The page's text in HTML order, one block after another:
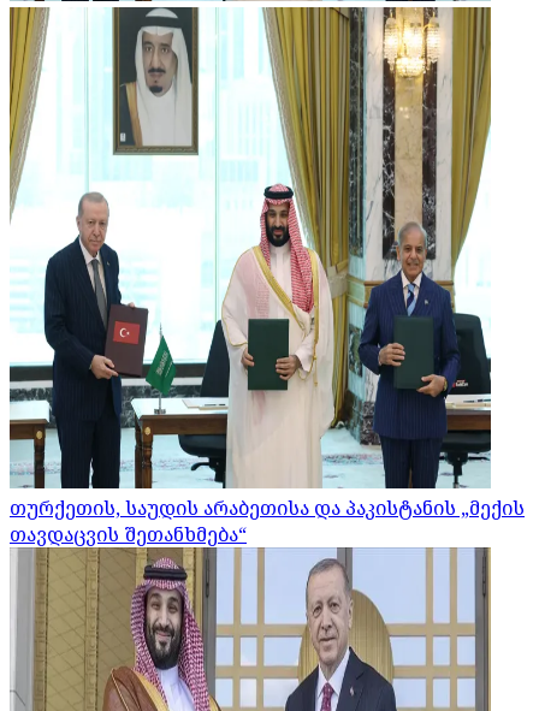
თურქეთის, საუდის არაბეთისა და პაკისტანის „მექის
თავდაცვის შეთანხმება“